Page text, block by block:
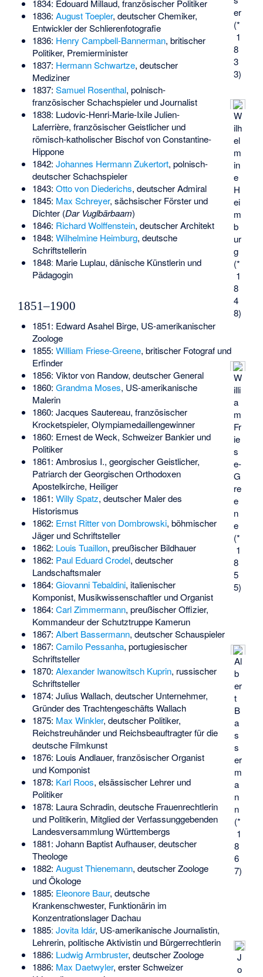
er
(*
1
8
3
3)
W
ilh
el
m
in
e
H
ei
m
b
ur
g
(*
1
8
4
8)
1834: Édouard Millaud, französischer Politiker
1836: August Toepler, deutscher Chemiker,
Entwickler der Schlierenfotografie
1836: Henry Campbell-Bannerman, britischer
Politiker, Premierminister
1837: Hermann Schwartze, deutscher
Mediziner
1837: Samuel Rosenthal, polnisch-
französischer Schachspieler und Journalist
1838: Ludovic-Henri-Marie-Ixile Julien-
Laferrière, französischer Geistlicher und
römisch-katholischer Bischof von Constantine-
Hippone
1842: Johannes Hermann Zukertort, polnisch-
deutscher Schachspieler
1843: Otto von Diederichs, deutscher Admiral
1845: Max Schreyer, sächsischer Förster und
Dichter (Dar Vuglbärbaam)
1846: Richard Wolffenstein, deutscher Architekt
1848: Wilhelmine Heimburg, deutsche
Schriftstellerin
1848ː Marie Luplau, dänische Künstlerin und
Pädagogin
1851–1900
1851: Edward Asahel Birge, US-amerikanischer
Zoologe
1855: William Friese-Greene, britischer Fotograf und
Erfinder
W
illi
a
m
Fr
ie
s
e-
G
re
e
n
e
(*
1
8
5
5)
1856: Viktor von Randow, deutscher General
1860: Grandma Moses, US-amerikanische
Malerin
1860: Jacques Sautereau, französischer
Krocketspieler, Olympiamedaillengewinner
1860: Ernest de Weck, Schweizer Bankier und
Politiker
1861: Ambrosius I., georgischer Geistlicher,
Patriarch der Georgischen Orthodoxen
Apostelkirche, Heiliger
1861: Willy Spatz, deutscher Maler des
Historismus
1862: Ernst Ritter von Dombrowski, böhmischer
Jäger und Schriftsteller
1862: Louis Tuaillon, preußischer Bildhauer
1862: Paul Eduard Crodel, deutscher
Landschaftsmaler
1864: Giovanni Tebaldini, italienischer
Komponist, Musikwissenschaftler und Organist
1864: Carl Zimmermann, preußischer Offizier,
Kommandeur der Schutztruppe Kamerun
1867: Albert Bassermann, deutscher Schauspieler
Al
b
er
t
B
a
s
s
er
m
a
n
n
(*
1
8
6
7)
1867: Camilo Pessanha, portugiesischer
Schriftsteller
1870: Alexander Iwanowitsch Kuprin, russischer
Schriftsteller
1874: Julius Wallach, deutscher Unternehmer,
Gründer des Trachtengeschäfts Wallach
1875: Max Winkler, deutscher Politiker,
Reichstreuhänder und Reichsbeauftragter für die
deutsche Filmkunst
1876: Louis Andlauer, französischer Organist
und Komponist
1878: Karl Roos, elsässischer Lehrer und
Politiker
1878: Laura Schradin, deutsche Frauenrechtlerin
und Politikerin, Mitglied der Verfassunggebenden
Landesversammlung Württembergs
1881: Johann Baptist Aufhauser, deutscher
Theologe
1882: August Thienemann, deutscher Zoologe
und Ökologe
1885: Eleonore Baur, deutsche
Krankenschwester, Funktionärin im
Konzentrationslager Dachau
1885ː Jovita Idár, US-amerikanische Journalistin,
Lehrerin, politische Aktivistin und Bürgerrechtlerin
J
o
1886: Ludwig Armbruster, deutscher Zoologe
1886: Max Daetwyler, erster Schweizer